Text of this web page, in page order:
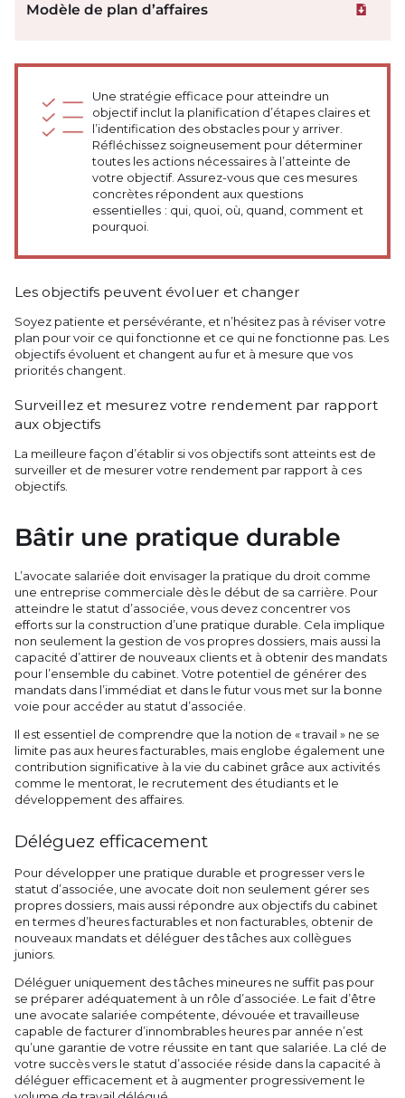
Modèle de plan d’affaires
Une stratégie efficace pour atteindre un
objectif inclut la planification d’étapes claires et
l’identification des obstacles pour y arriver.
Réfléchissez soigneusement pour déterminer
toutes les actions nécessaires à l’atteinte de
votre objectif. Assurez-vous que ces mesures
concrètes répondent aux questions
essentielles : qui, quoi, où, quand, comment et
pourquoi.
Les objectifs peuvent évoluer et changer
Soyez patiente et persévérante, et n’hésitez pas à réviser votre
plan pour voir ce qui fonctionne et ce qui ne fonctionne pas. Les
objectifs évoluent et changent au fur et à mesure que vos
priorités changent.
Surveillez et mesurez votre rendement par rapport
aux objectifs
La meilleure façon d’établir si vos objectifs sont atteints est de
surveiller et de mesurer votre rendement par rapport à ces
objectifs.
Bâtir une pratique durable
L’avocate salariée doit envisager la pratique du droit comme
une entreprise commerciale dès le début de sa carrière. Pour
atteindre le statut d’associée, vous devez concentrer vos
efforts sur la construction d’une pratique durable. Cela implique
non seulement la gestion de vos propres dossiers, mais aussi la
capacité d’attirer de nouveaux clients et à obtenir des mandats
pour l’ensemble du cabinet. Votre potentiel de générer des
mandats dans l’immédiat et dans le futur vous met sur la bonne
voie pour accéder au statut d’associée.
Il est essentiel de comprendre que la notion de « travail » ne se
limite pas aux heures facturables, mais englobe également une
contribution significative à la vie du cabinet grâce aux activités
comme le mentorat, le recrutement des étudiants et le
développement des affaires.
Déléguez efficacement
Pour développer une pratique durable et progresser vers le
statut d’associée, une avocate doit non seulement gérer ses
propres dossiers, mais aussi répondre aux objectifs du cabinet
en termes d’heures facturables et non facturables, obtenir de
nouveaux mandats et déléguer des tâches aux collègues
juniors.
Déléguer uniquement des tâches mineures ne suffit pas pour
se préparer adéquatement à un rôle d’associée. Le fait d’être
une avocate salariée compétente, dévouée et travailleuse
capable de facturer d’innombrables heures par année n’est
qu’une garantie de votre réussite en tant que salariée. La clé de
votre succès vers le statut d’associée réside dans la capacité à
déléguer efficacement et à augmenter progressivement le